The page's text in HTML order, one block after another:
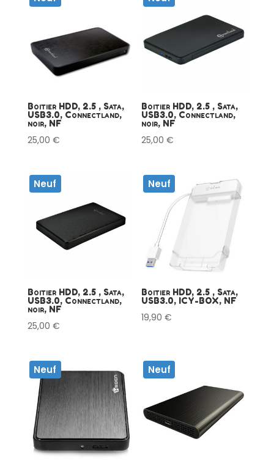
Boitier HDD, 2.5 , Sata,
USB3.0, Connectland,
noir, NF
25,00 €
Boitier HDD, 2.5 , Sata,
USB3.0, Connectland,
noir, NF
25,00€
Neuf
Boitier HDD, 2.5 , Sata,
USB3.0, Connectland,
noir, NF
25,00 €
Neuf
Boitier HDD, 2.5 , Sata,
USB3.0, ICY-BOX, NF
19,90€
Neuf Neuf